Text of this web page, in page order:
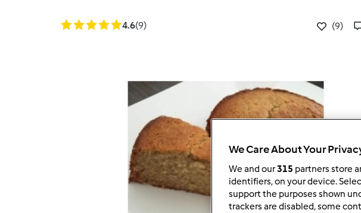
4.6(9) (9)
We Care About Your
We and our315 partners store
identifiers, on your device.
support the purposes shown
trackers are disabled, some